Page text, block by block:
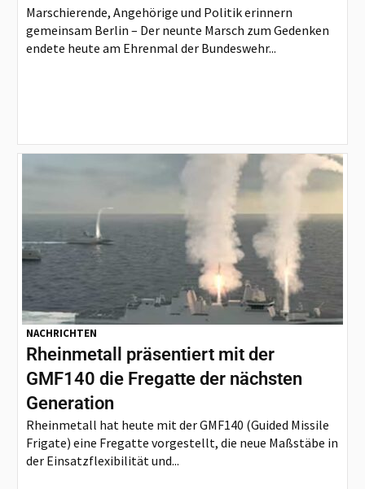
Marschierende, Angehörige und Politik erinnern
gemeinsam Berlin – Der neunte Marsch zum Gedenken
endete heute am Ehrenmal der Bundeswehr...
NACHRICHTEN
Rheinmetall präsentiert mit der
GMF140 die Fregatte der nächsten
Generation
Rheinmetall hat heute mit der GMF140 (Guided Missile
Frigate) eine Fregatte vorgestellt, die neue Maßstäbe in
der Einsatzflexibilität und...